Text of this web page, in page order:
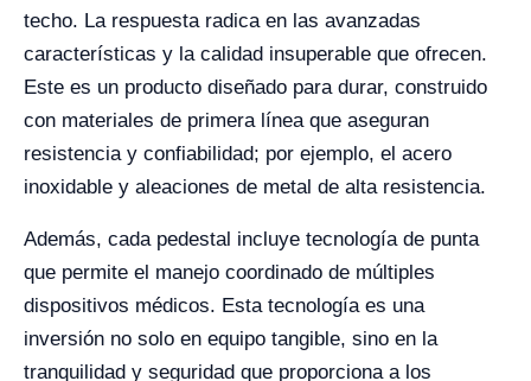
techo. La respuesta radica en las avanzadas
características y la calidad insuperable que ofrecen.
Este es un producto diseñado para durar, construido
con materiales de primera línea que aseguran
resistencia y confiabilidad; por ejemplo, el acero
inoxidable y aleaciones de metal de alta resistencia.
Además, cada pedestal incluye tecnología de punta
que permite el manejo coordinado de múltiples
dispositivos médicos. Esta tecnología es una
inversión no solo en equipo tangible, sino en la
tranquilidad y seguridad que proporciona a los